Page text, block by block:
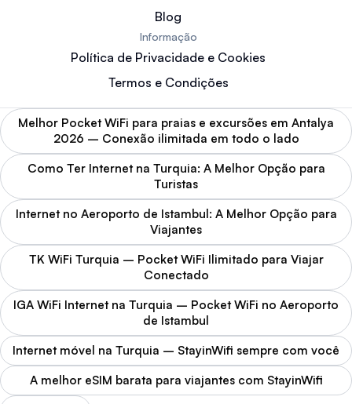
Blog
Informação
Política de Privacidade e Cookies
Termos e Condições
Melhor Pocket WiFi para praias e excursões em Antalya
2026 – Conexão ilimitada em todo o lado
Como Ter Internet na Turquia: A Melhor Opção para
Turistas
Internet no Aeroporto de Istambul: A Melhor Opção para
Viajantes
TK WiFi Turquia – Pocket WiFi Ilimitado para Viajar
Conectado
IGA WiFi Internet na Turquia – Pocket WiFi no Aeroporto
de Istambul
Internet móvel na Turquia – StayinWifi sempre com você
A melhor eSIM barata para viajantes com StayinWifi